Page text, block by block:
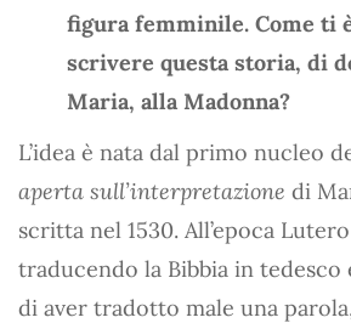
figura femminile. Come ti
scrivere questa storia, di
Maria, alla Madonna?
L’idea è nata dal primo nucleo
aperta sull’interpretazione di
scritta nel 1530. All’epoca
traducendo la Bibbia in tedesco
di aver tradotto male una